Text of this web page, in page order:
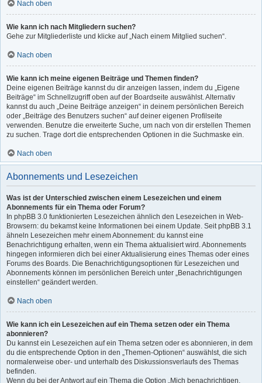
Nach oben
Wie kann ich nach Mitgliedern suchen?
Gehe zur Mitgliederliste und klicke auf „Nach einem Mitglied suchen“.
Nach oben
Wie kann ich meine eigenen Beiträge und Themen finden?
Deine eigenen Beiträge kannst du dir anzeigen lassen, indem du „Eigene
Beiträge“ im Schnellzugriff oben auf der Boardseite auswählst. Alternativ
kannst du auch „Deine Beiträge anzeigen“ in deinem persönlichen Bereich
oder „Beiträge des Benutzers suchen“ auf deiner eigenen Profilseite
verwenden. Benutze die erweiterte Suche, um nach von dir erstellen Themen
zu suchen. Trage dort die entsprechenden Optionen in die Suchmaske ein.
Nach oben
Abonnements und Lesezeichen
Was ist der Unterschied zwischen einem Lesezeichen und einem
Abonnements für ein Thema oder Forum?
In phpBB 3.0 funktionierten Lesezeichen ähnlich den Lesezeichen in Web-
Browsern: du bekamst keine Informationen bei einem Update. Seit phpBB 3.1
ähneln Lesezeichen mehr einem Abonnement: du kannst eine
Benachrichtigung erhalten, wenn ein Thema aktualisiert wird. Abonnements
hingegen informieren dich bei einer Aktualisierung eines Themas oder eines
Forums des Boards. Die Benachrichtigungsoptionen für Lesezeichen und
Abonnements können im persönlichen Bereich unter „Benachrichtigungen
einstellen“ geändert werden.
Nach oben
Wie kann ich ein Lesezeichen auf ein Thema setzen oder ein Thema
abonnieren?
Du kannst ein Lesezeichen auf ein Thema setzen oder es abonnieren, in dem
du die entsprechende Option in den „Themen-Optionen“ auswählst, die sich
normalerweise ober- und unterhalb des Diskussionsverlaufs des Themas
befinden.
Wenn du bei der Antwort auf ein Thema die Option „Mich benachrichtigen,